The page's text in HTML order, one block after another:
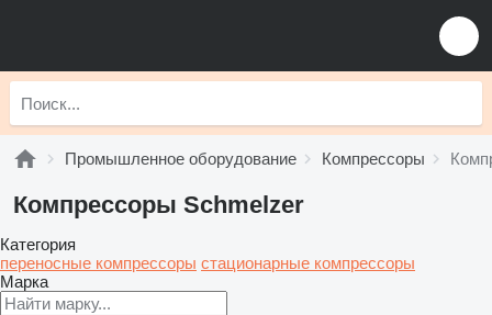
Промышленное оборудование Компрессоры
Компрессоры Schmelzer
Категория
переносные компрессоры стационарные компрессоры
Марка